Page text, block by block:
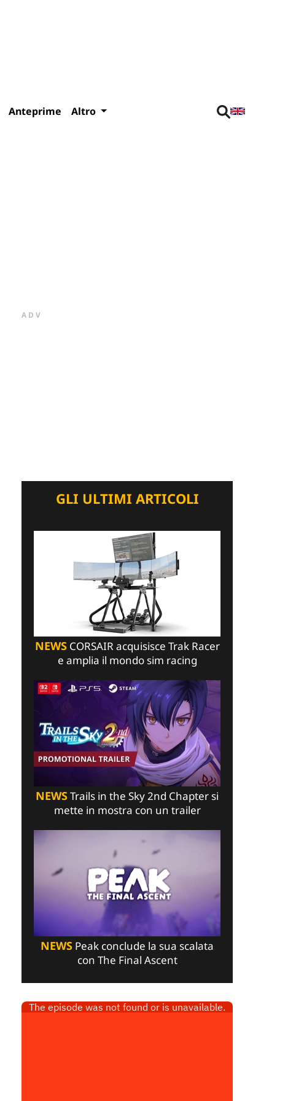
Anteprime Altro
ADV
GLI ULTIMI ARTICOLI
NEWSCORSAIR acquisisce Trak Racer
e amplia il mondo sim racing
NEWSTrails in the Sky 2nd Chapter si
mette in mostra con un trailer
NEWS Peak conclude la sua scalata
con The Final Ascent